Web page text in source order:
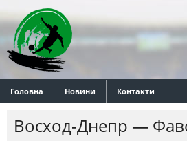
Головна Новини Контакти
Восход-Днепр —